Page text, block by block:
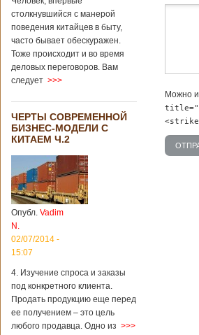
квадратных
километров.
Сообщается, что
рудник состоит из
функциональных
Подробнее...
Опубликовано
для туристов
вещи в Китае
Традиции и образ
жизни жителей
Китая существенно
отличаются от
Мы собрали для
вас информацию о
вещах, которые
больше всего
удивляют туристов
в Поднебесной.
Металлодетекторы
столкнувшийся с манерой
поведения китайцев в быту,
часто бывает обескуражен.
Тоже происходит и во время
деловых переговоров. Вам
следует >>>
ЧЕРТЫ СОВРЕМЕННОЙ
БИЗНЕС-МОДЕЛИ С
КИТАЕМ Ч.2
Опубл. Vadim
N.
02/07/2014 -
15:07
4. Изучение спроса и заказы
под конкретного клиента.
Продать продукцию еще перед
ее получением – это цель
любого продавца. Одно из >>>
Можно